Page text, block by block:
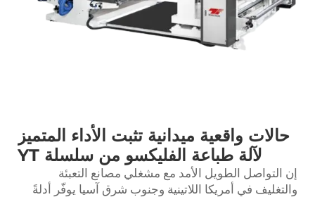
حالات واقعية ميدانية تثبت الأداء المتميز
لآلة طباعة الفليكسو من سلسلة YT
إن التواصل الطويل الأمد مع مشغلي مصانع التعبئة
والتغليف في أمريكا اللاتينية وجنوب شرق آسيا يوفّر أدلةً